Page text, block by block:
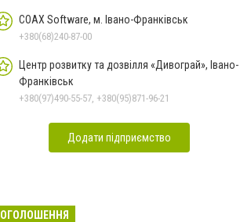
COAX Software, м. Івано-Франківськ
+380(68)240-87-00
Центр розвитку та дозвілля «Дивограй», Івано-
Франківськ
+380(97)490-55-57, +380(95)871-96-21
Додати підприємство
ОГОЛОШЕННЯ